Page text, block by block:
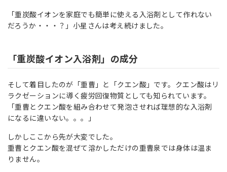
「重炭酸イオンを家庭でも簡単に使える入浴剤として作れない
だろうか・・・？」小星さんは考え続けました。
「重炭酸イオン入浴剤」の成分
そして着目したのが「重曹」と「クエン酸」です。クエン酸はリ
ラクゼーションに導く疲労回復物質としても知られています。
「重曹とクエン酸を組み合わせて発泡させれば理想的な入浴剤
になるに違いない。。。」
しかしここから先が大変でした。
重曹とクエン酸を混ぜて溶かしただけの重曹泉では身体は温ま
りません。